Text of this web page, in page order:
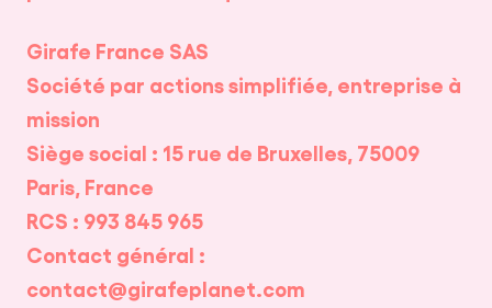
Girafe France SAS
Société par actions simplifiée, entreprise à
mission
Siège social : 15 rue de Bruxelles, 75009
Paris, France
RCS : 993 845 965
Contact général :
contact@girafeplanet.com